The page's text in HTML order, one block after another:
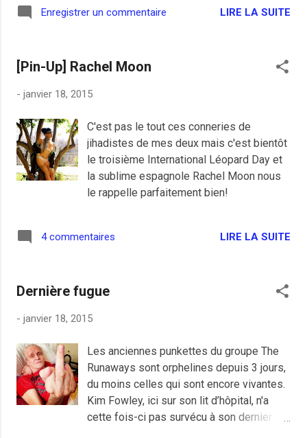
Enregistrer un commentaire LIRE LA SUITE
[Pin-Up] Rachel Moon
- janvier 18, 2015
C'est pas le tout ces conneries de
jihadistes de mes deux mais c'est bientôt
le troisième International Léopard Day et
la sublime espagnole Rachel Moon nous
le rappelle parfaitement bien!
4 commentaires LIRE LA SUITE
Dernière fugue
- janvier 18, 2015
Les anciennes punkettes du groupe The
Runaways sont orphelines depuis 3 jours,
du moins celles qui sont encore vivantes.
Kim Fowley, ici sur son lit d’hôpital, n'a
cette fois-ci pas survécu à son dernier